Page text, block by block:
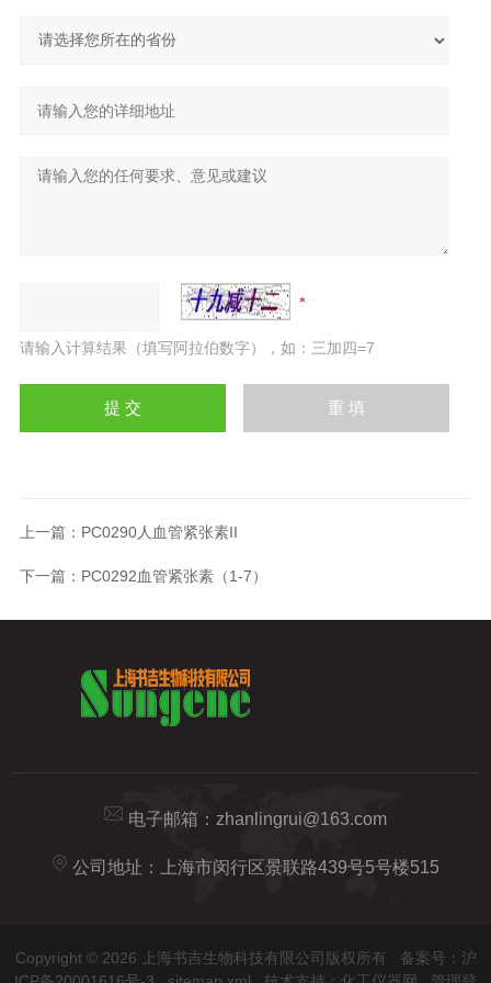
请输入计算结果（填写阿拉伯数字），如：三加四=7
上一篇： PC0290人血管紧张素II
下一篇： PC0292血管紧张素（1-7）
电子邮箱： zhanlingrui@163.com
公司地址：上海市闵行区景联路439号5号楼515
Copyright © 2026 上海书吉生物科技有限公司版权所有 备案号：沪